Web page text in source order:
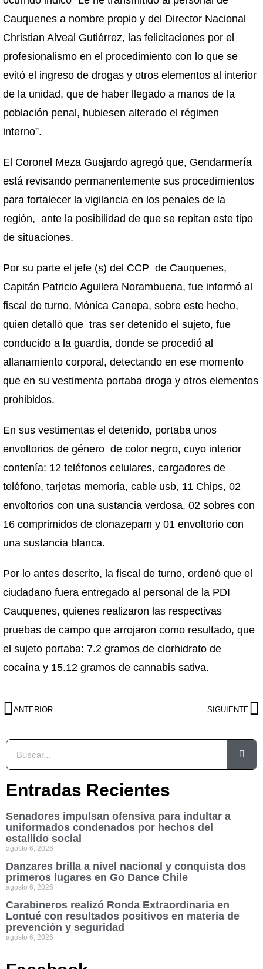
Cauquenes a nombre propio y del Director Nacional
Christian Alveal Gutiérrez, las felicitaciones por el
profesionalismo en el procedimiento con lo que se
evitó el ingreso de drogas y otros elementos al interior
de la unidad, que de haber llegado a manos de la
población penal, hubiesen alterado el régimen
interno”.
El Coronel Meza Guajardo agregó que, Gendarmería
está revisando permanentemente sus procedimientos
para fortalecer la vigilancia en los penales de la
región, ante la posibilidad de que se repitan este tipo
de situaciones.
Por su parte el jefe (s) del CCP de Cauquenes,
Capitán Patricio Aguilera Norambuena, fue informó al
fiscal de turno, Mónica Canepa, sobre este hecho,
quien detalló que tras ser detenido el sujeto, fue
conducido a la guardia, donde se procedió al
allanamiento corporal, detectando en ese momento
que en su vestimenta portaba droga y otros elementos
prohibidos.
En sus vestimentas el detenido, portaba unos
envoltorios de género de color negro, cuyo interior
contenía: 12 teléfonos celulares, cargadores de
teléfono, tarjetas memoria, cable usb, 11 Chips, 02
envoltorios con una sustancia verdosa, 02 sobres con
16 comprimidos de clonazepam y 01 envoltorio con
una sustancia blanca.
Por lo antes descrito, la fiscal de turno, ordenó que el
ciudadano fuera entregado al personal de la PDI
Cauquenes, quienes realizaron las respectivas
pruebas de campo que arrojaron como resultado, que
el sujeto portaba: 7.2 gramos de clorhidrato de
cocaína y 15.12 gramos de cannabis sativa.
ANTERIOR SIGUIENTE
Entradas Recientes
Senadores impulsan ofensiva para indultar a
uniformados condenados por hechos del
estallido social
agosto 6, 2026
Danzares brilla a nivel nacional y conquista dos
primeros lugares en Go Dance Chile
agosto 6, 2026
Carabineros realizó Ronda Extraordinaria en
Lontué con resultados positivos en materia de
prevención y seguridad
agosto 6, 2026